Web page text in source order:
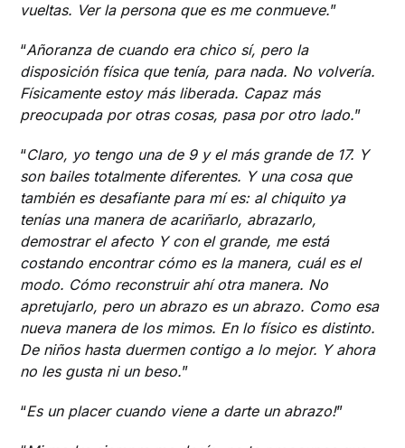
vueltas. Ver la persona que es me conmueve.”
“Añoranza de cuando era chico sí, pero la
disposición física que tenía, para nada. No volvería.
Físicamente estoy más liberada. Capaz más
preocupada por otras cosas, pasa por otro lado.”
“Claro, yo tengo una de 9 y el más grande de 17. Y
son bailes totalmente diferentes. Y una cosa que
también es desafiante para mí es: al chiquito ya
tenías una manera de acariñarlo, abrazarlo,
demostrar el afecto Y con el grande, me está
costando encontrar cómo es la manera, cuál es el
modo. Cómo reconstruir ahí otra manera. No
apretujarlo, pero un abrazo es un abrazo. Como esa
nueva manera de los mimos. En lo físico es distinto.
De niños hasta duermen contigo a lo mejor. Y ahora
no les gusta ni un beso.”
“Es un placer cuando viene a darte un abrazo!”